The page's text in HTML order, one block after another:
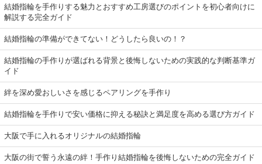
結婚指輪を手作りする魅力とおすすめ工房選びのポイントを初心者向けに
解説する完全ガイド
結婚指輪の準備ができてない！どうしたら良いの！？
結婚指輪の手作りが選ばれる背景と後悔しないための実践的な判断基準ガ
イド
絆を深め愛おしいさを感じるペアリングを手作り
結婚指輪を手作りで安い価格に抑える秘訣と満足度を高める選び方ガイド
大阪で手に入れるオリジナルの結婚指輪
大阪の街で誓う永遠の絆！手作り結婚指輪を後悔しないための完全ガイド